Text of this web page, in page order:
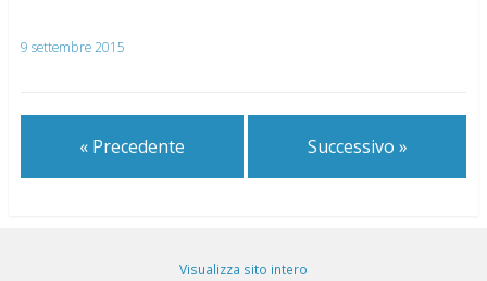
9 settembre 2015
« Precedente Successivo »
Visualizza sito intero